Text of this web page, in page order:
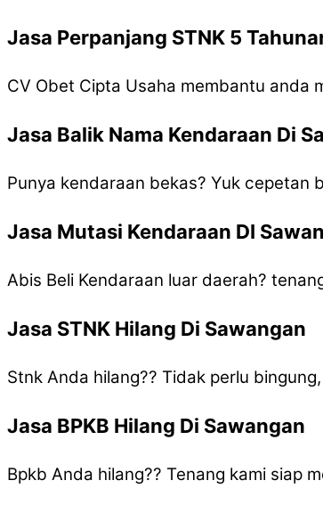
Jasa Perpanjang STNK 5
CV Obet Cipta Usaha membantu anda
Jasa Balik Nama Kendaraan Di
Punya kendaraan bekas? Yuk cepetan
Jasa Mutasi Kendaraan DI
Abis Beli Kendaraan luar daerah?
Jasa STNK Hilang Di Sawangan
Stnk Anda hilang?? Tidak perlu
Jasa BPKB Hilang Di Sawangan
Bpkb Anda hilang?? Tenang kami siap